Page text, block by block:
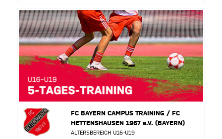
FC BAYERN CAMPUS TRAINING / FC
HETTENSHAUSEN 1967 e.V. (BAYERN)
ALTERSBEREICH U16-U19